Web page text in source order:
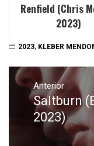
Renfield (Chris
2023)
2023, KLEBER
Navegación
de
entradas
Anterior
Entrada
anterior:
Saltburn
2023)